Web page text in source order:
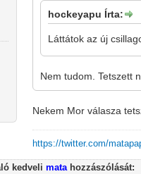
hockeyapu Írta:
Láttátok az új
Nem tudom. Tetszett
Nekem Mor válasza
https://twitter.com/
kedvelimatahozzászólását: